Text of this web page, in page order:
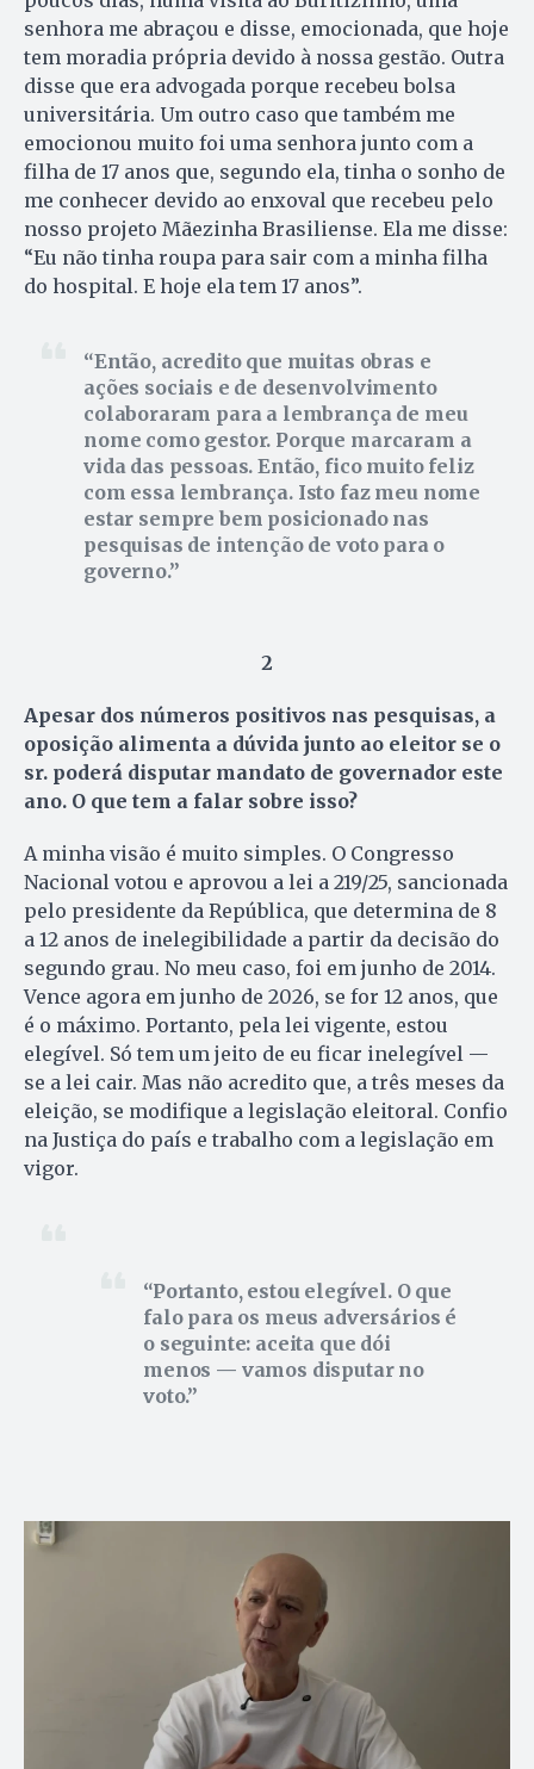
senhora me abraçou e disse, emocionada, que hoje
tem moradia própria devido à nossa gestão. Outra
disse que era advogada porque recebeu bolsa
universitária. Um outro caso que também me
emocionou muito foi uma senhora junto com a
filha de 17 anos que, segundo ela, tinha o sonho de
me conhecer devido ao enxoval que recebeu pelo
nosso projeto Mãezinha Brasiliense. Ela me disse:
“Eu não tinha roupa para sair com a minha filha
do hospital. E hoje ela tem 17 anos”.
Então, acredito que muitas obras e
ações sociais e de desenvolvimento
colaboraram para a lembrança de meu
nome como gestor. Porque marcaram a
vida das pessoas. Então, fico muito feliz
com essa lembrança. Isto faz meu nome
estar sempre bem posicionado nas
pesquisas de intenção de voto para o
governo.
2
Apesar dos números positivos nas pesquisas, a
oposição alimenta a dúvida junto ao eleitor se o
sr. poderá disputar mandato de governador este
ano. O que tem a falar sobre isso?
A minha visão é muito simples. O Congresso
Nacional votou e aprovou a lei a 219/25, sancionada
pelo presidente da República, que determina de 8
a 12 anos de inelegibilidade a partir da decisão do
segundo grau. No meu caso, foi em junho de 2014.
Vence agora em junho de 2026, se for 12 anos, que
é o máximo. Portanto, pela lei vigente, estou
elegível. Só tem um jeito de eu ficar inelegível —
se a lei cair. Mas não acredito que, a três meses da
eleição, se modifique a legislação eleitoral. Confio
na Justiça do país e trabalho com a legislação em
vigor.
Portanto, estou elegível. O que
falo para os meus adversários é
o seguinte: aceita que dói
menos — vamos disputar no
voto.